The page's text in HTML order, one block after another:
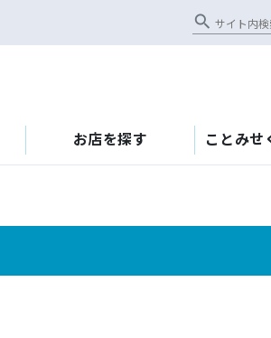
search
お店を探す ことみせ